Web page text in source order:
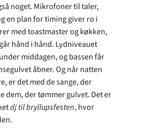
noget. Mikrofoner til taler,
en plan for timing giver ro i
med toastmaster og køkken,
hånd i hånd. Lydniveauet
middagen, og bassen får
åbner. Og når natten
er det med de sange, der
dem, der tømmer gulvet. Det er
dj til bryllupsfesten, hvor